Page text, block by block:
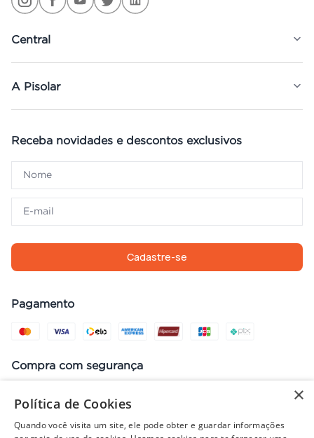
Central
A Pisolar
Receba novidades e descontos exclusivos
Cadastre-se
Pagamento
Compra com segurança
Preços, promoções, condições de pagamento e frete válidos apenas
×
Política de Cookies
Quando você visita um site, ele pode obter e guardar informações